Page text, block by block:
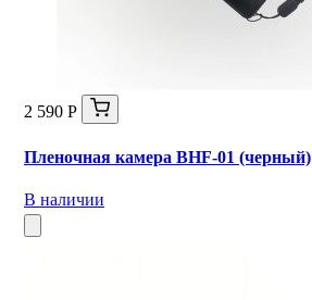
2 590 Р
Пленочная камера BHF-01 (черный)
В наличии